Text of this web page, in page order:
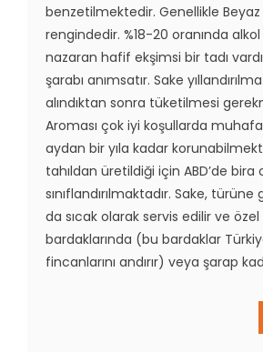
benzetilmektedir. Genellikle
rengindedir. %18-20 oranında
nazaran hafif ekşimsi bir tadı
şarabı anımsatır. Sake
alındıktan sonra tüketilmesi
Aroması çok iyi koşullarda
aydan bir yıla kadar
tahıldan üretildiği için ABD’de bira
sınıflandırılmaktadır. Sake,
da sıcak olarak servis edilir ve özel
bardaklarında (bu bardaklar
fincanlarını andırır) veya şarap